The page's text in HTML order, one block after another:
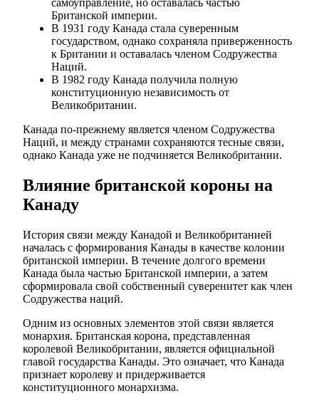
Британской империи.
В 1931 году Канада стала суверенным
государством, однако сохраняла приверженность
к Британии и оставалась членом Содружества
Наций.
В 1982 году Канада получила полную
конституционную независимость от
Великобритании.
Канада по-прежнему является членом Содружества
Наций, и между странами сохраняются тесные связи,
однако Канада уже не подчиняется Великобритании.
Влияние британской короны на
Канаду
История связи между Канадой и Великобританией
началась с формирования Канады в качестве колонии
британской империи. В течение долгого времени
Канада была частью Британской империи, а затем
сформировала свой собственный суверенитет как член
Содружества наций.
Одним из основных элементов этой связи является
монархия. Британская корона, представленная
королевой Великобритании, является официальной
главой государства Канады. Это означает, что Канада
признает королеву и придерживается
конституционного монархизма.